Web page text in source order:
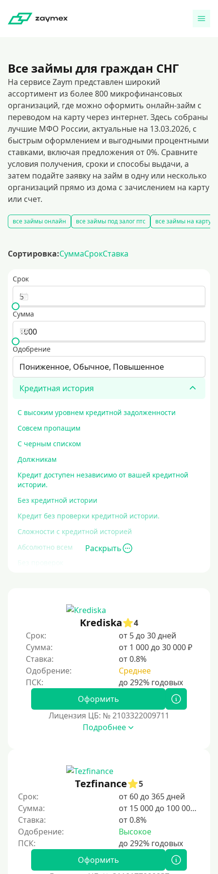
Все займы для граждан СНГ
На сервисе Zaym представлен широкий
ассортимент из более 800 микрофинансовых
организаций, где можно оформить онлайн-займ с
переводом на карту через интернет. Здесь собраны
лучшие МФО России, актуальные на 13.03.2026, с
быстрым оформлением и выгодными процентными
ставками, включая предложения от 0%. Сравните
условия получения, сроки и способы выдачи, а
затем подайте заявку на займ в одну или несколько
организаций прямо из дома с зачислением на карту
или счет.
все займы онлайн все займы под залог птс все займы на карту
Сортировка:СуммаСрокСтавка
Срок
Сумма
Одобрение
Пониженное, Обычное, Повышенное
Кредитная история
С высоким уровнем кредитной задолженности
Совсем пропащим
С черным списком
Должникам
Кредит доступен независимо от вашей кредитной
истории.
Без кредитной истории
Кредит без проверки кредитной истории.
Сложности с кредитной историей
Абсолютно всем
Без проверок
На карту без отказа
Залог
Под залог ПТС
Без залога
Под залог
Под залог недвижимости
Под ПТС спецтехники
Под ПТС грузового автомобиля
Авто без ПТС
Цель
На Новый Год
Чтобы улучшить кредитную историю, важно
Раскрыть
Krediska
4
Срок:
от 5 до 30 дней
Сумма:
от 1 000 до 30 000 ₽
Ставка:
от 0.8%
Одобрение:
Среднее
Оформить
Лицензия ЦБ: № 2103322009711
Подробнее
Tezfinance
5
Срок:
от 60 до 365 дней
Сумма:
от 15 000 до 100 000 ₽
Ставка:
от 0.8%
Одобрение:
Высокое
Оформить